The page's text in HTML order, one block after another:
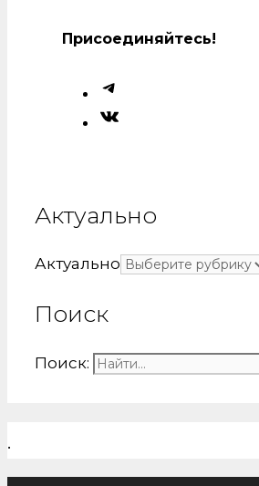
Присоединяйтесь!
Актуально
Актуально
Поиск
Поиск:
.